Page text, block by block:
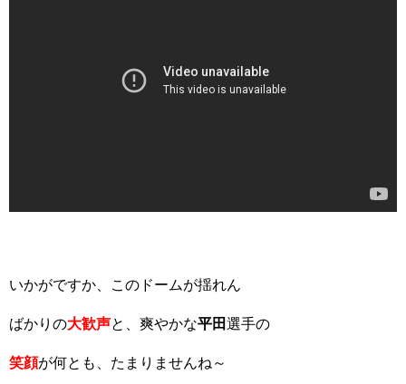
いかがですか、このドームが揺れん
ばかりの大歓声と、爽やかな平田選手の
笑顔が何とも、たまりませんね～